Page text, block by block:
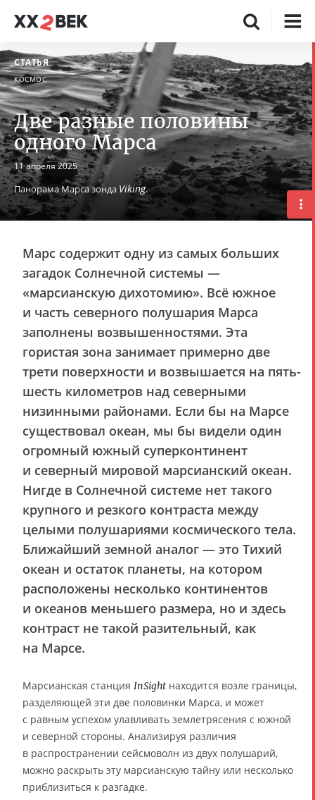
СТАТЬЯ
КОСМОС
Две разные половины
одного Марса
11 апреля 2025
Панорама Марса зонда Viking.
Марс содержит одну из самых больших
загадок Солнечной системы —
«марсианскую дихотомию». Всё южное
и часть северного полушария Марса
заполнены возвышенностями. Эта
гористая зона занимает примерно две
трети поверхности и возвышается на пять-
шесть километров над северными
низинными районами. Если бы на Марсе
существовал океан, мы бы видели один
огромный южный суперконтинент
и северный мировой марсианский океан.
Нигде в Солнечной системе нет такого
крупного и резкого контраста между
целыми полушариями космического тела.
Ближайший земной аналог — это Тихий
океан и остаток планеты, на котором
расположены несколько континентов
и океанов меньшего размера, но и здесь
контраст не такой разительный, как
на Марсе.
Марсианская станция InSight находится возле границы,
разделяющей эти две половинки Марса, и может
с равным успехом улавливать землетрясения с южной
и северной стороны. Анализируя различия
в распространении сейсмоволн из двух полушарий,
можно раскрыть эту марсианскую тайну или несколько
приблизиться к разгадке.